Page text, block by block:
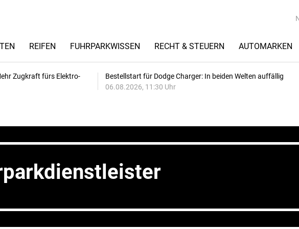
REIFEN FUHRPARKWISSEN RECHT & STEUERN AUTOMARKEN
Zugkraft fürs Elektro-
Bestellstart für Dodge Charger: In beiden Welten auffällig
06.08.2026, 11:30 Uhr